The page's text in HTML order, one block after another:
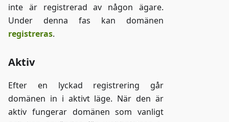
inte är registrerad av någon ägare.
Under denna fas kan domänen
registreras.
Aktiv
Efter en lyckad registrering går
domänen in i aktivt läge. När den är
aktiv fungerar domänen som vanligt